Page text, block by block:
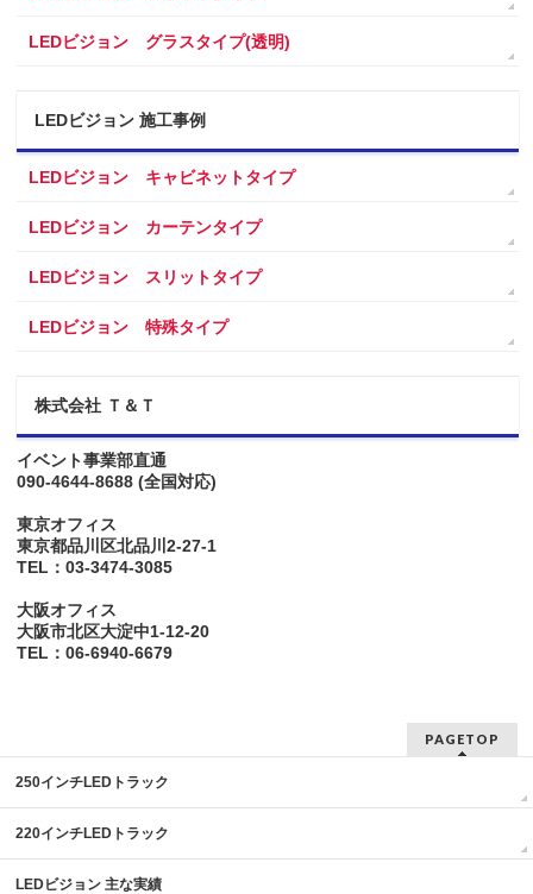
LEDビジョン グラスタイプ(透明)
LEDビジョン 施工事例
LEDビジョン キャビネットタイプ
LEDビジョン カーテンタイプ
LEDビジョン スリットタイプ
LEDビジョン 特殊タイプ
株式会社 Ｔ＆Ｔ
イベント事業部直通
090-4644-8688 (全国対応)
東京オフィス
東京都品川区北品川2-27-1
TEL：03-3474-3085
大阪オフィス
大阪市北区大淀中1-12-20
TEL：06-6940-6679
PAGETOP
250インチLEDトラック
220インチLEDトラック
LEDビジョン 主な実績